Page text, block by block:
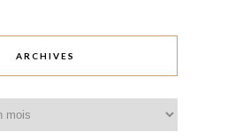
ARCHIVES